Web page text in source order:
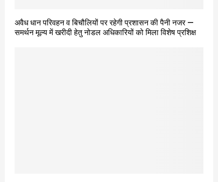
अवैध धान परिवहन व बिचौलियों पर रहेगी प्रशासन की पैनी नजर —
समर्थन मूल्य में खरीदी हेतु नोडल अधिकारियों को मिला विशेष प्रशिक्ष